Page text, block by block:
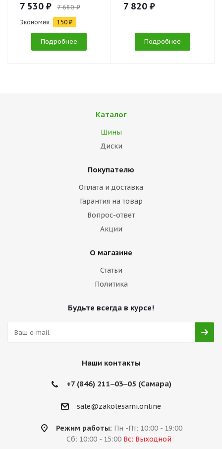
7 530 ₽ 7 680 ₽
Экономия 150 ₽
Подробнее
7 820 ₽
Подробнее
Каталог
Шины
Диски
Покупателю
Оплата и доставка
Гарантия на товар
Вопрос-ответ
Акции
О магазине
Статьи
Политика
Будьте всегда в курсе!
Наши контакты
+7 (846) 211‒03‒05 (Самара)
sale@zakolesami.online
Режим работы: Пн -Пт: 10:00 - 19:00
Сб: 10:00 - 15:00 Вс: Выходной